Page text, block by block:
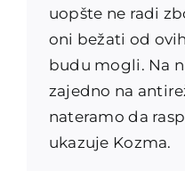
uopšte ne radi
oni bežati od
budu mogli. Na
zajedno na
nateramo da
ukazuje Kozma.